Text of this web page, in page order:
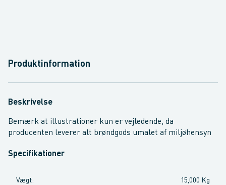
Produktinformation
Beskrivelse
Bemærk at illustrationer kun er vejledende, da
producenten leverer alt brøndgods umalet af miljøhensyn
Specifikationer
Vægt: 15,000 Kg